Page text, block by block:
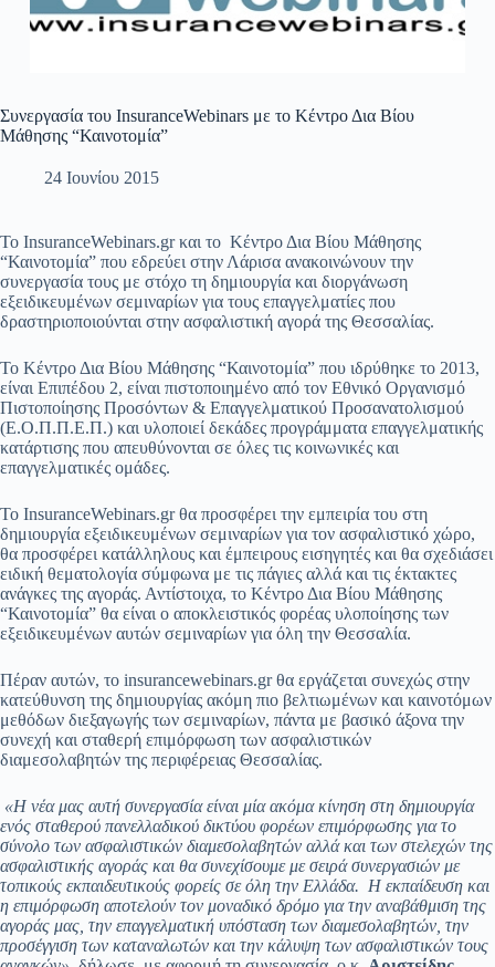
Συνεργασία του InsuranceWebinars με το Κέντρο Δια Βίου
Μάθησης “Καινοτομία”
24 Ιουνίου 2015
Το InsuranceWebinars.gr και το Κέντρο Δια Βίου Μάθησης
“Καινοτομία” που εδρεύει στην Λάρισα ανακοινώνουν την
συνεργασία τους με στόχο τη δημιουργία και διοργάνωση
εξειδικευμένων σεμιναρίων για τους επαγγελματίες που
δραστηριοποιούνται στην ασφαλιστική αγορά της Θεσσαλίας.
Το Κέντρο Δια Βίου Μάθησης “Καινοτομία” που ιδρύθηκε το 2013,
είναι Επιπέδου 2, είναι πιστοποιημένο από τον Εθνικό Οργανισμό
Πιστοποίησης Προσόντων & Επαγγελματικού Προσανατολισμού
(Ε.Ο.Π.Π.Ε.Π.) και υλοποιεί δεκάδες προγράμματα επαγγελματικής
κατάρτισης που απευθύνονται σε όλες τις κοινωνικές και
επαγγελματικές ομάδες.
Το InsuranceWebinars.gr θα προσφέρει την εμπειρία του στη
δημιουργία εξειδικευμένων σεμιναρίων για τον ασφαλιστικό χώρο,
θα προσφέρει κατάλληλους και έμπειρους εισηγητές και θα σχεδιάσει
ειδική θεματολογία σύμφωνα με τις πάγιες αλλά και τις έκτακτες
ανάγκες της αγοράς. Αντίστοιχα, το Κέντρο Δια Βίου Μάθησης
“Καινοτομία” θα είναι ο αποκλειστικός φορέας υλοποίησης των
εξειδικευμένων αυτών σεμιναρίων για όλη την Θεσσαλία.
Πέραν αυτών, το insurancewebinars.gr θα εργάζεται συνεχώς στην
κατεύθυνση της δημιουργίας ακόμη πιο βελτιωμένων και καινοτόμων
μεθόδων διεξαγωγής των σεμιναρίων, πάντα με βασικό άξονα την
συνεχή και σταθερή επιμόρφωση των ασφαλιστικών
διαμεσολαβητών της περιφέρειας Θεσσαλίας.
«Η νέα μας αυτή συνεργασία είναι μία ακόμα κίνηση στη δημιουργία
ενός σταθερού πανελλαδικού δικτύου φορέων επιμόρφωσης για το
σύνολο των ασφαλιστικών διαμεσολαβητών αλλά και των στελεχών της
ασφαλιστικής αγοράς και θα συνεχίσουμε με σειρά συνεργασιών με
τοπικούς εκπαιδευτικούς φορείς σε όλη την Ελλάδα. Η εκπαίδευση και
η επιμόρφωση αποτελούν τον μοναδικό δρόμο για την αναβάθμιση της
αγοράς μας, την επαγγελματική υπόσταση των διαμεσολαβητών, την
προσέγγιση των καταναλωτών και την κάλυψη των ασφαλιστικών τους